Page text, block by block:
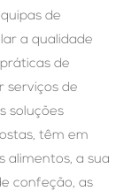
de
a qualidade
de
serviços de
soluções
têm em
alimentos, a sua
confeção, as